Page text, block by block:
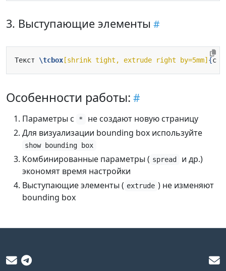
3. Выступающие элементы
Текст \tcbox [shrink tight, extrude right by=5mm] {с
Особенности работы:
Параметры с *
не создают новую страницу
Для визуализации bounding box используйте
show bounding box
Комбинированные параметры ( spread
и др.)
экономят время настройки
Выступающие элементы ( extrude ) не изменяют
bounding box